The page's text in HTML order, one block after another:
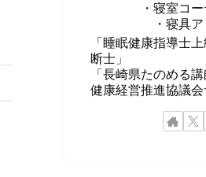
・寝室コーデ
・寝具アド
「睡眠健康指導士
断士」
「長崎県たのめる
健康経営推進協議会